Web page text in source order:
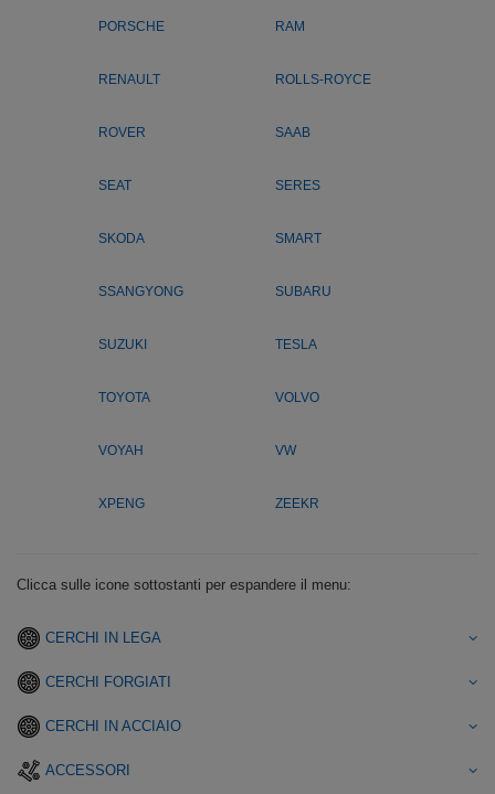
PORSCHE RAM
RENAULT ROLLS-ROYCE
ROVER SAAB
SEAT SERES
SKODA SMART
SSANGYONG SUBARU
SUZUKI TESLA
TOYOTA VOLVO
VOYAH VW
XPENG ZEEKR
Clicca sulle icone sottostanti per espandere il menu:
CERCHI IN LEGA
CERCHI FORGIATI
CERCHI IN ACCIAIO
ACCESSORI